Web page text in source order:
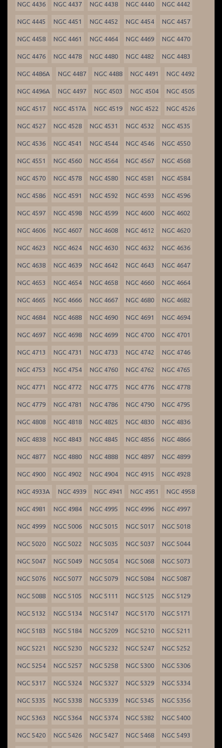
NGC 4436 NGC 4437 NGC 4438 NGC 4440 NGC 4442
NGC 4445 NGC 4451 NGC 4452 NGC 4454 NGC 4457
NGC 4458 NGC 4461 NGC 4464 NGC 4469 NGC 4470
NGC 4476 NGC 4478 NGC 4480 NGC 4482 NGC 4483
NGC 4486A NGC 4487 NGC 4488 NGC 4491 NGC 4492
NGC 4496A NGC 4497 NGC 4503 NGC 4504 NGC 4505
NGC 4517 NGC 4517A NGC 4519 NGC 4522 NGC 4526
NGC 4527 NGC 4528 NGC 4531 NGC 4532 NGC 4535
NGC 4536 NGC 4541 NGC 4544 NGC 4546 NGC 4550
NGC 4551 NGC 4560 NGC 4564 NGC 4567 NGC 4568
NGC 4570 NGC 4578 NGC 4580 NGC 4581 NGC 4584
NGC 4586 NGC 4591 NGC 4592 NGC 4593 NGC 4596
NGC 4597 NGC 4598 NGC 4599 NGC 4600 NGC 4602
NGC 4606 NGC 4607 NGC 4608 NGC 4612 NGC 4620
NGC 4623 NGC 4624 NGC 4630 NGC 4632 NGC 4636
NGC 4638 NGC 4639 NGC 4642 NGC 4643 NGC 4647
NGC 4653 NGC 4654 NGC 4658 NGC 4660 NGC 4664
NGC 4665 NGC 4666 NGC 4667 NGC 4680 NGC 4682
NGC 4684 NGC 4688 NGC 4690 NGC 4691 NGC 4694
NGC 4697 NGC 4698 NGC 4699 NGC 4700 NGC 4701
NGC 4713 NGC 4731 NGC 4733 NGC 4742 NGC 4746
NGC 4753 NGC 4754 NGC 4760 NGC 4762 NGC 4765
NGC 4771 NGC 4772 NGC 4775 NGC 4776 NGC 4778
NGC 4779 NGC 4781 NGC 4786 NGC 4790 NGC 4795
NGC 4808 NGC 4818 NGC 4825 NGC 4830 NGC 4836
NGC 4838 NGC 4843 NGC 4845 NGC 4856 NGC 4866
NGC 4877 NGC 4880 NGC 4888 NGC 4897 NGC 4899
NGC 4900 NGC 4902 NGC 4904 NGC 4915 NGC 4928
NGC 4933A NGC 4939 NGC 4941 NGC 4951 NGC 4958
NGC 4981 NGC 4984 NGC 4995 NGC 4996 NGC 4997
NGC 4999 NGC 5006 NGC 5015 NGC 5017 NGC 5018
NGC 5020 NGC 5022 NGC 5035 NGC 5037 NGC 5044
NGC 5047 NGC 5049 NGC 5054 NGC 5068 NGC 5073
NGC 5076 NGC 5077 NGC 5079 NGC 5084 NGC 5087
NGC 5088 NGC 5105 NGC 5111 NGC 5125 NGC 5129
NGC 5132 NGC 5134 NGC 5147 NGC 5170 NGC 5171
NGC 5183 NGC 5184 NGC 5209 NGC 5210 NGC 5211
NGC 5221 NGC 5230 NGC 5232 NGC 5247 NGC 5252
NGC 5254 NGC 5257 NGC 5258 NGC 5300 NGC 5306
NGC 5317 NGC 5324 NGC 5327 NGC 5329 NGC 5334
NGC 5335 NGC 5338 NGC 5339 NGC 5345 NGC 5356
NGC 5363 NGC 5364 NGC 5374 NGC 5382 NGC 5400
NGC 5420 NGC 5426 NGC 5427 NGC 5468 NGC 5493